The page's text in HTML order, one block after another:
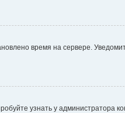
время на сервере.
узнать у администратора